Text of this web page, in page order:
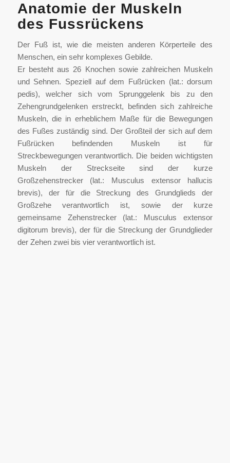
Anatomie der Muskeln
des Fussrückens
Der Fuß ist, wie die meisten anderen Körperteile des
Menschen, ein sehr komplexes Gebilde.
Er besteht aus 26 Knochen sowie zahlreichen Muskeln
und Sehnen. Speziell auf dem Fußrücken (lat.: dorsum
pedis), welcher sich vom Sprunggelenk bis zu den
Zehengrundgelenken erstreckt, befinden sich zahlreiche
Muskeln, die in erheblichem Maße für die Bewegungen
des Fußes zuständig sind. Der Großteil der sich auf dem
Fußrücken befindenden Muskeln ist für
Streckbewegungen verantwortlich. Die beiden wichtigsten
Muskeln der Streckseite sind der kurze
Großzehenstrecker (lat.: Musculus extensor hallucis
brevis), der für die Streckung des Grundglieds der
Großzehe verantwortlich ist, sowie der kurze
gemeinsame Zehenstrecker (lat.: Musculus extensor
digitorum brevis), der für die Streckung der Grundglieder
der Zehen zwei bis vier verantwortlich ist.